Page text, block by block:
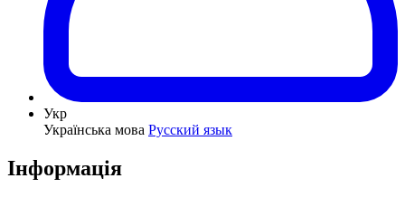
Укр
Українська мова Русский язык
Інформація